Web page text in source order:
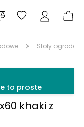
Stoły
to proste
khaki z